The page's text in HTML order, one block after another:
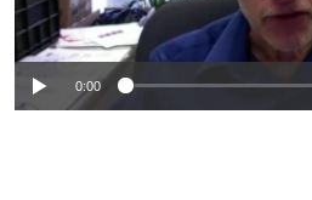
0:00